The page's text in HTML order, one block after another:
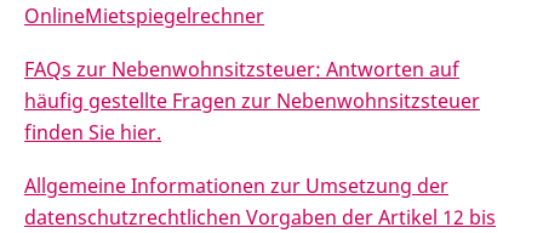
OnlineMietspiegelrechner
FAQs zur Nebenwohnsitzsteuer: Antworten auf
häufig gestellte Fragen zur Nebenwohnsitzsteuer
finden Sie hier.
Allgemeine Informationen zur Umsetzung der
datenschutzrechtlichen Vorgaben der Artikel 12 bis